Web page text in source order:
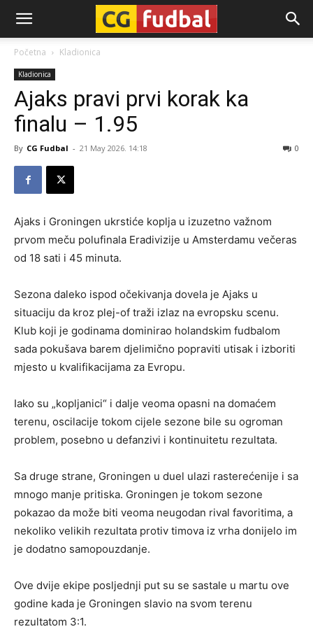
CG-
Fudbal
Početna Kladionica
Kladionica
Ajaks pravi prvi korak ka
finalu – 1.95
By CG Fudbal - 21 May 2026. 14:18 0
Ajaks i Groningen ukrstiće koplja u izuzetno važnom
prvom meču polufinala Eradivizije u Amsterdamu večeras
od 18 sati i 45 minuta.
Sezona daleko ispod očekivanja dovela je Ajaks u
situaciju da kroz plej-of traži izlaz na evropsku scenu.
Klub koji je godinama dominirao holandskim fudbalom
sada pokušava barem djelimično popraviti utisak i izboriti
mjesto u kvalifikacijama za Evropu.
Iako su „kopljanici“ i dalje veoma opasni na domaćem
terenu, oscilacije tokom cijele sezone bile su ogroman
problem, posebno u defanzivi i kontinuitetu rezultata.
Sa druge strane, Groningen u duel ulazi rasterećenije i sa
mnogo manje pritiska. Groningen je tokom sezone
pokazao da može biti veoma neugodan rival favoritima, a
nekoliko velikih rezultata protiv timova iz vrha donijelo im
je dodatno samopouzdanje.
Ove dvije ekipe posljednji put su se sastale u martu ove
godine kada je Groningen slavio na svom terenu
rezultatom 3:1.